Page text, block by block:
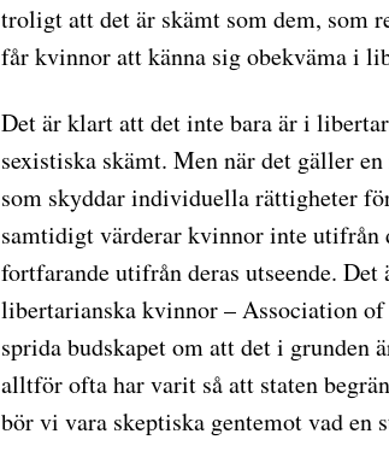
troligt att det är skämt som dem, som
får kvinnor att känna sig obekväma i
Det är klart att det inte bara är i
sexistiska skämt. Men när det gäller
som skyddar individuella rättigheter
samtidigt värderar kvinnor inte utifrån
fortfarande utifrån deras utseende. Det
libertarianska kvinnor – Association
sprida budskapet om att det i
alltför ofta har varit så att staten
bör vi vara skeptiska gentemot vad en